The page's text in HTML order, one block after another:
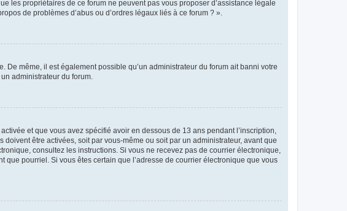
les propriétaires de ce forum ne peuvent pas vous proposer d’assistance légale
de problèmes d’abus ou d’ordres légaux liés à ce forum ? ».
De même, il est également possible qu’un administrateur du forum ait banni votre
administrateur du forum.
et que vous avez spécifié avoir en dessous de 13 ans pendant l’inscription,
être activées, soit par vous-même ou soit par un administrateur, avant que
consultez les instructions. Si vous ne recevez pas de courrier électronique,
pourriel. Si vous êtes certain que l’adresse de courrier électronique que vous